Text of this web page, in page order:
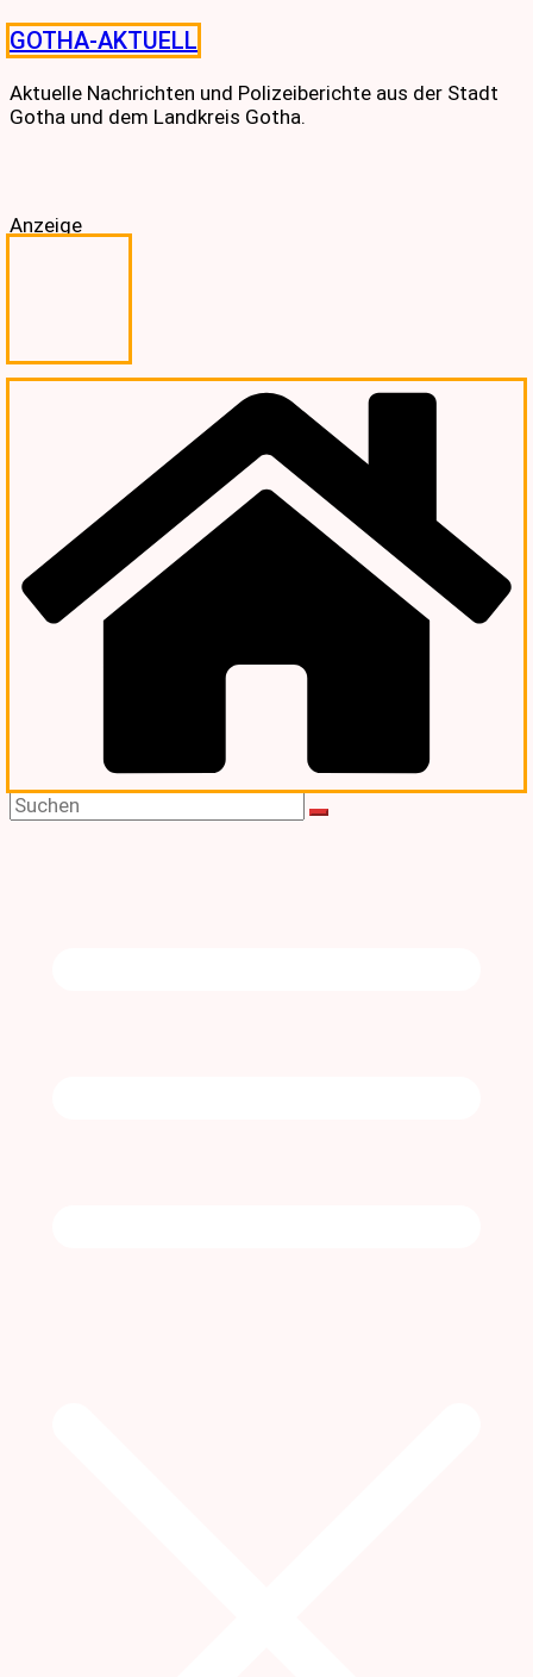
Skip
to
content
GOTHA-AKTUELL
Aktuelle Nachrichten und Polizeiberichte aus der Stadt
Gotha und dem Landkreis Gotha.
Anzeige